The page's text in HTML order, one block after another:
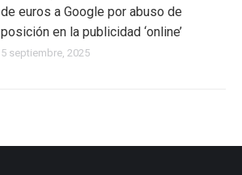
de euros a Google por abuso de
posición en la publicidad ‘online’
5 septiembre, 2025